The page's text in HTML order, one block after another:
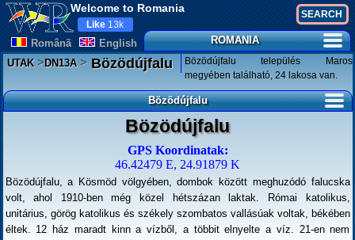
Welcome to Romania
Românã English
Like 13k
ROMANIA
UTAK>DN13A>Bözödújfalu
Bözödújfalu település Maros
megyében található, 24 lakosa van.
Bözödújfalu
Bözödújfalu
GPS Koordinatak:
46.42479 E, 24.91879 K
Bözödújfalu, a Kösmöd völgyében, dombok között meghuzódó falucska
volt, ahol 1910-ben még közel hétszázan laktak. Római katolikus,
unitárius, görög katolikus és székely szombatos vallásúak voltak, békében
éltek. 12 ház maradt kinn a vízből, a többit elnyelte a víz. 21-en nem